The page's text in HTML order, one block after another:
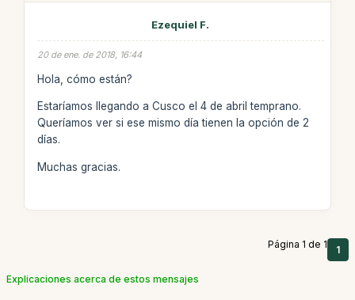
Ezequiel F.
20 de ene. de 2018, 16:44
Hola, cómo están?
Estaríamos llegando a Cusco el 4 de abril temprano.
Queríamos ver si ese mismo día tienen la opción de 2
días.
Muchas gracias.
Página 1 de 1 1
Explicaciones acerca de estos mensajes